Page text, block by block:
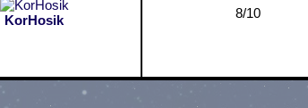
KorHosik 8/10